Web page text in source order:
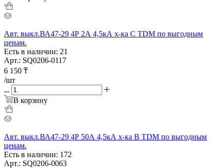
Авт. выкл.ВА47-29 4Р 2А 4,5кА х-ка С TDM по выгодным
ценам.
Есть в наличии: 21
Арт.: SQ0206-0117
6 150 ₸
/шт
В корзину
Авт. выкл.ВА47-29 4Р 50А 4,5кА х-ка В TDM по выгодным
ценам.
Есть в наличии: 172
Арт.: SQ0206-0063